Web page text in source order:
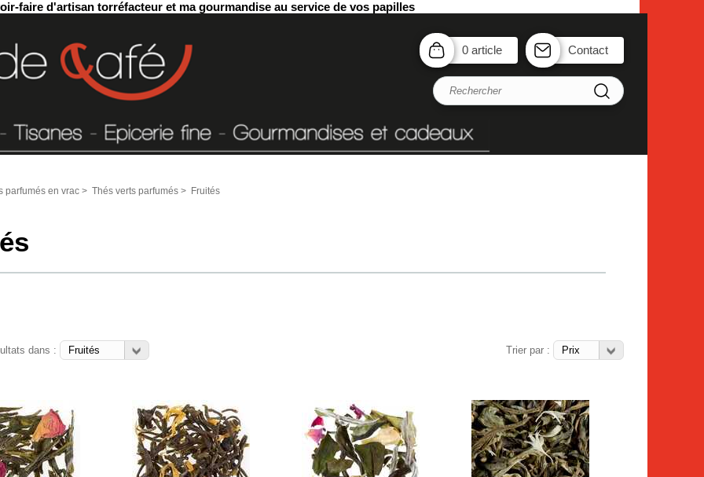
faire d'artisan torréfacteur et ma gourmandise au service de vos papilles
0 article Contact
parfumés en vrac> Thés verts parfumés> Fruités
dans : Trier par :